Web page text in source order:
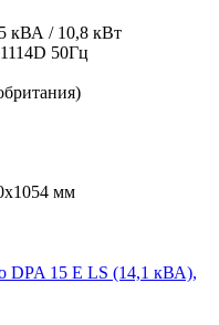
кВА / 10,8 кВт
50Гц
мм